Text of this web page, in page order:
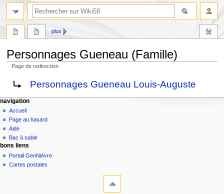
Personnages Gueneau (Famille)
Page de redirection
Aller
la
navigation
Aller
la
recherche
Rediriger vers :Personnages Gueneau Louis-Auguste
plus
navigation
Accueil
Page au hasard
Aide
Bac à sable
bons liens
Portail GenNièvre
Cartes postales